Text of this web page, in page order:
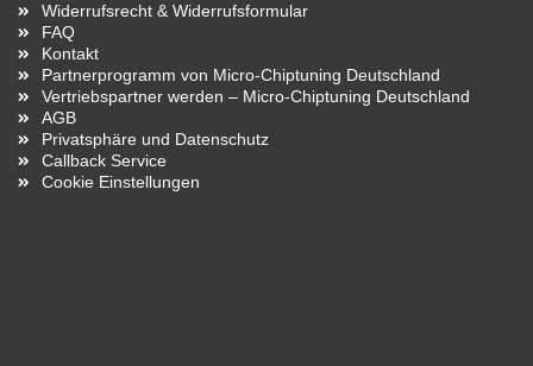
Widerrufsrecht & Widerrufsformular
FAQ
Kontakt
Partnerprogramm von Micro-Chiptuning Deutschland
Vertriebspartner werden – Micro-Chiptuning Deutschland
AGB
Privatsphäre und Datenschutz
Callback Service
Cookie Einstellungen